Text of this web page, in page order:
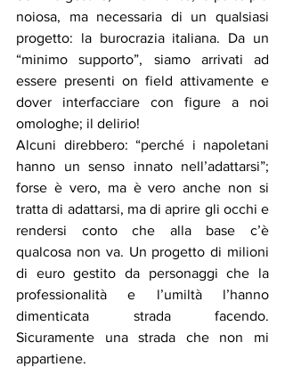
noiosa, ma necessaria di un qualsiasi
progetto: la burocrazia italiana. Da un
“minimo supporto”, siamo arrivati ad
essere presenti on field attivamente e
dover interfacciare con figure a noi
omologhe; il delirio!
Alcuni direbbero: “perché i napoletani
hanno un senso innato nell’adattarsi”;
forse è vero, ma è vero anche non si
tratta di adattarsi, ma di aprire gli occhi e
rendersi conto che alla base c’è
qualcosa non va. Un progetto di milioni
di euro gestito da personaggi che la
professionalità e l’umiltà l’hanno
dimenticata strada facendo.
Sicuramente una strada che non mi
appartiene.